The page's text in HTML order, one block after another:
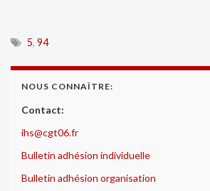
5, 94
NOUS CONNAÎTRE:
Contact:
ihs@cgt06.fr
Bulletin adhésion individuelle
Bulletin adhésion organisation